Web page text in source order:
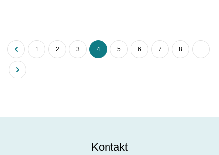
1 2 3 4 5 6 7 8 ...
Kontakt